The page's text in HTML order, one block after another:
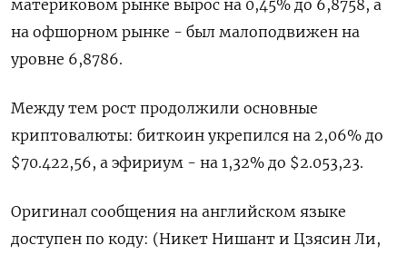
материковом рынке вырос на ‌0,45% до 6,8758, а
на офшорном рынке - был малоподвижен на
уровне ‌6,8786.
Между тем рост продолжили основные
криптовалюты: биткоин укрепился на 2,06% до
$70.422,56, а эфириум - ​на 1,32% до $2.053,23.
Оригинал сообщения на английском языке
доступен по коду: (Никет ‌Нишант и Цзясин Ли,